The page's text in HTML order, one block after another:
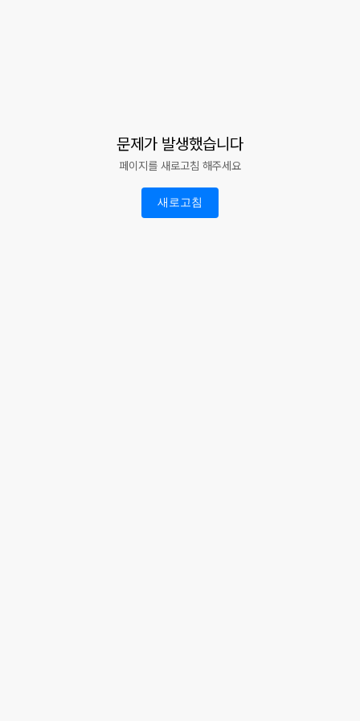
문제가 발생했습니다
페이지를 새로고침 해주세요
새로고침